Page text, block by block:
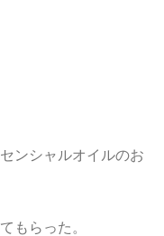
ンシャルオイルのお
もらった。